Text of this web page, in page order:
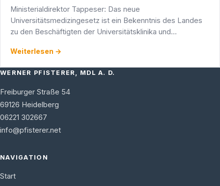
Ministerialdirektor Tappeser: Das neue
Universitätsmedizingesetz ist ein Bekenntnis des Landes
zu den Beschäftigten der Universitätsklinika und
heute in …
Weiterlesen →
WERNER PFISTERER, MDL A. D.
Freiburger Straße 54
69126 Heidelberg
06221 302667
info@pfisterer.net
NAVIGATION
Start